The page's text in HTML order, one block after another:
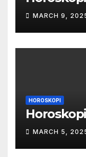
MARCH 9,
HOROSKOPI
MARCH 5,